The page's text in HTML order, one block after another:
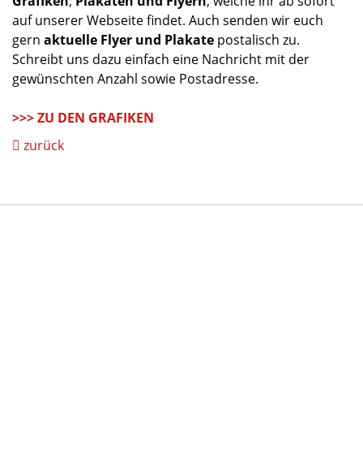
auf unserer Webseite findet. Auch senden wir euch
gern aktuelle Flyer und Plakate postalisch zu.
Schreibt uns dazu einfach eine Nachricht mit der
gewünschten Anzahl sowie Postadresse.
>>> ZU DEN GRAFIKEN
zurück